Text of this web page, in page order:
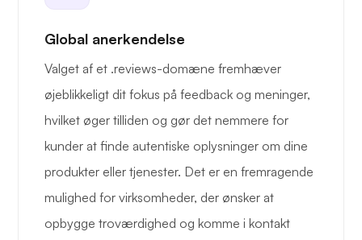
Global anerkendelse
Valget af et .reviews-domæne fremhæver
øjeblikkeligt dit fokus på feedback og meninger,
hvilket øger tilliden og gør det nemmere for
kunder at finde autentiske oplysninger om dine
produkter eller tjenester. Det er en fremragende
mulighed for virksomheder, der ønsker at
opbygge troværdighed og komme i kontakt